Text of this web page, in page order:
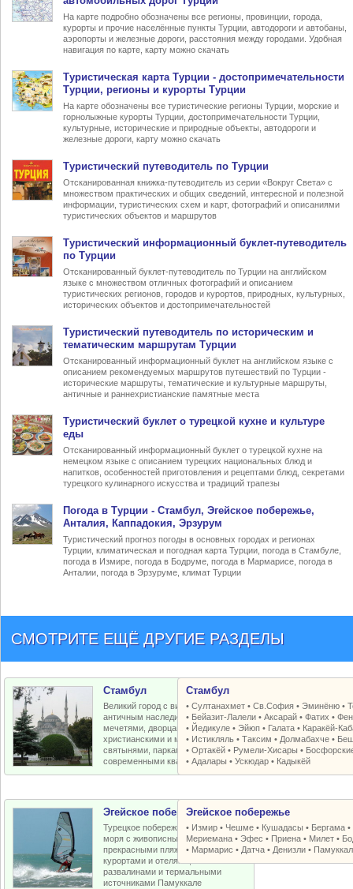
На карте подробно обозначены все регионы, провинции, города,
курорты и прочие населённые пункты Турции, автодороги и автобаны,
аэропорты и железные дороги, расстояния между городами. Удобная
навигация по карте, карту можно скачать
Туристическая карта Турции - достопримечательности
Турции, регионы и курорты Турции
На карте обозначены все туристические регионы Турции, морские и
горнолыжные курорты Турции, достопримечательности Турции,
культурные, исторические и природные объекты, автодороги и
железные дороги, карту можно скачать
Туристический путеводитель по Турции
Отсканированная книжка-путеводитель из серии «Вокруг Света» с
множеством практических и общих сведений, интересной и полезной
информации, туристических схем и карт, фотографий и описаниями
туристических объектов и маршрутов
Туристический информационный буклет-путеводитель
по Турции
Отсканированный буклет-путеводитель по Турции на английском
языке с множеством отличных фотографий и описанием
туристических регионов, городов и курортов, природных, культурных,
исторических объектов и достопримечательностей
Туристический путеводитель по историческим и
тематическим маршрутам Турции
Отсканированный информационный буклет на английском языке с
описанием рекомендуемых маршрутов путешествий по Турции -
исторические маршруты, тематические и культурные маршруты,
античные и раннехристианские памятные места
Туристический буклет о турецкой кухнеи культуре
еды
Отсканированный информационный буклет о турецкой кухне на
немецком языке с описанием турецких национальных блюд и
напитков, особенностей приготовления и рецептами блюд, секретами
турецкого кулинарного искусства и традиций трапезы
Погода в Турции - Стамбул, Эгейское побережье,
Анталия, Каппадокия, Эрзурум
Туристический прогноз погоды в основных городах и регионах
Турции, климатическая и погодная карта Турции, погода в Стамбуле,
погода в Измире, погода в Бодруме, погода в Мармарисе, погода в
Анталии, погода в Эрзуруме, климат Турции
СМОТРИТЕ ЕЩЁ ДРУГИЕ РАЗДЕЛЫ
Стамбул
Великий город с византийским и
античным наследием, османскими
мечетями, дворцами, крепостями,
христианскими и мусульманскими
святынями, парками, старыми и
современными кварталами
Стамбул
•Султанахмет •Св.София •Эминёню •
• Бейазит-Лалели •Аксарай •Фатих •
• Йедикуле •Эйюп • Галата • Каракёй-
• Истикляль •Таксим • Долмабахче •
•Ортакёй • Румели-Xисары •
•Адалары •Ускюдар • Кадыкёй
Эгейское побережье
Турецкое побережье Эгейского
моря с живописными бухтами,
прекрасными пляжами, отличными
курортами и отелями, античными
развалинами и термальными
источниками Памуккале
Эгейское побережье
• Измир • Чешме • Кушадасы • Бергама •
Мериемана •Эфес • Приена • Милет •
• Мармарис • Датча • Денизли •